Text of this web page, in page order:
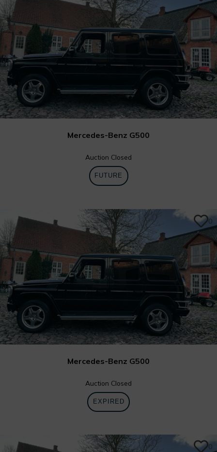
Mercedes-Benz G500
Auction Closed
FUTURE
Mercedes-Benz G500
Auction Closed
EXPIRED
0
0